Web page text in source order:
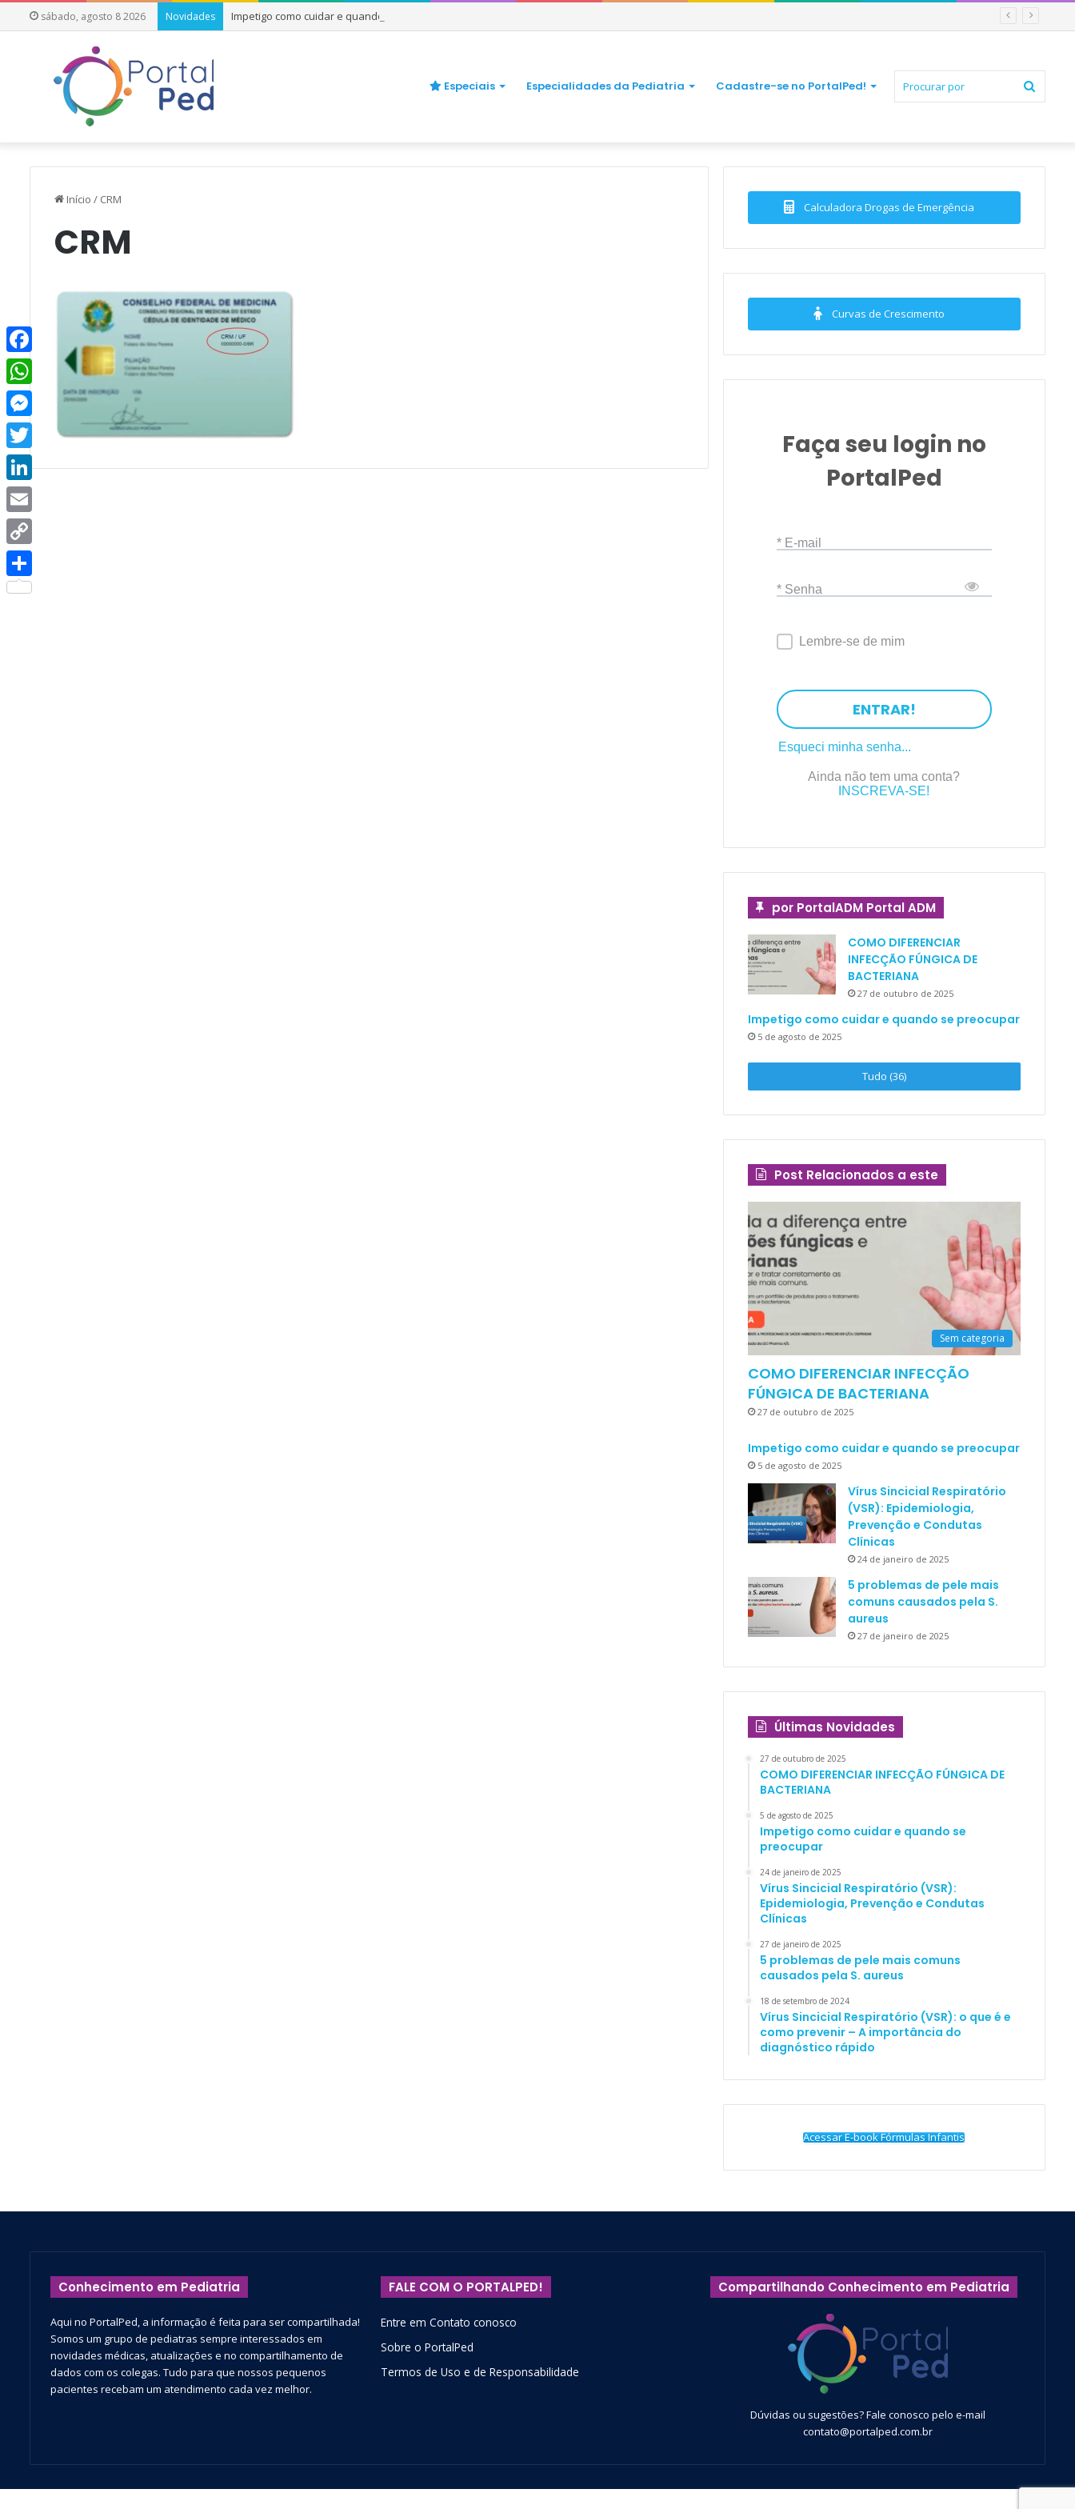
sábado, agosto 8 2026 Novidades Impetigo como cuidar e quando se preocupar
Especiais Especialidades da Pediatria Cadastre-se no PortalPed!
Início / CRM
CRM
Calculadora Drogas de Emergência
Curvas de Crescimento
Faça seu login no
PortalPed
* E-mail
* Senha
Lembre-se de mim
ENTRAR!
Esqueci minha senha...
Ainda não tem uma conta?
INSCREVA-SE!
por PortalADM Portal ADM
COMO DIFERENCIAR
INFECÇÃO FÚNGICA DE
BACTERIANA
27 de outubro de 2025
Impetigo como cuidar e quando se preocupar
5 de agosto de 2025
Tudo (36)
Post Relacionados a este
Sem categoria
COMO DIFERENCIAR INFECÇÃO
FÚNGICA DE BACTERIANA
27 de outubro de 2025
Impetigo como cuidar e quando se preocupar
5 de agosto de 2025
Vírus Sincicial Respiratório
(VSR): Epidemiologia,
Prevenção e Condutas
Clínicas
24 de janeiro de 2025
5 problemas de pele mais
comuns causados pela S.
aureus
27 de janeiro de 2025
Últimas Novidades
27 de outubro de 2025
COMO DIFERENCIAR INFECÇÃO FÚNGICA DE
BACTERIANA
5 de agosto de 2025
Impetigo como cuidar e quando se
preocupar
24 de janeiro de 2025
Vírus Sincicial Respiratório (VSR):
Epidemiologia, Prevenção e Condutas
Clínicas
27 de janeiro de 2025
5 problemas de pele mais comuns
causados pela S. aureus
18 de setembro de 2024
Vírus Sincicial Respiratório (VSR): o que é e
como prevenir – A importância do
diagnóstico rápido
Acessar E-book Fórmulas Infantis
Conhecimento em Pediatria
Aqui no PortalPed, a informação é feita para ser compartilhada!
Somos um grupo de pediatras sempre interessados em
novidades médicas, atualizações e no compartilhamento de
dados com os colegas. Tudo para que nossos pequenos
pacientes recebam um atendimento cada vez melhor.
FALE COM O PORTALPED!
Entre em Contato conosco
Sobre o PortalPed
Termos de Uso e de Responsabilidade
Compartilhando Conhecimento em Pediatria
Dúvidas ou sugestões? Fale conosco pelo e-mail
contato@portalped.com.br
Facebook
WhatsApp
Messenger
Twitter
LinkedIn
Email
Copy
Link
Share